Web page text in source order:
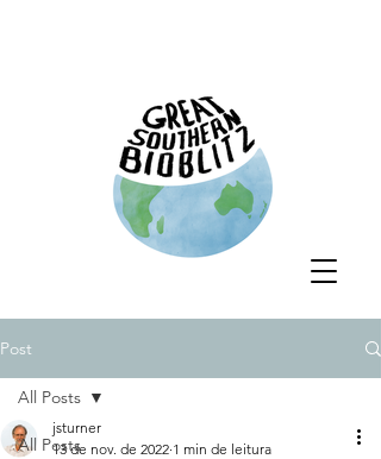
Post
All Posts
All Posts
jsturner
13 de nov. de 2022 1 min de leitura